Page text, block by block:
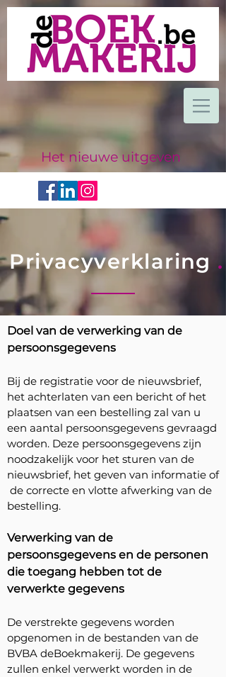
Het nieuwe uitgeven
Privacyverklaring .
Doel van de verwerking van de
persoonsgegevens
Bij de registratie voor de nieuwsbrief,
het achterlaten van een bericht of het
plaatsen van een bestelling zal van u
een aantal persoonsgegevens gevraagd
worden. Deze persoonsgegevens zijn
noodzakelijk voor het sturen van de
nieuwsbrief, het geven van informatie of
de correcte en vlotte afwerking van de
bestelling.
Verwerking van de
persoonsgegevens en de personen
die toegang hebben tot de
verwerkte gegevens
De verstrekte gegevens worden
opgenomen in de bestanden van de
BVBA deBoekmakerij. De gegevens
zullen enkel verwerkt worden in de